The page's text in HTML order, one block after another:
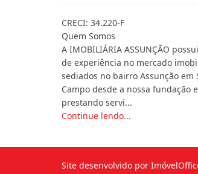
CRECI: 34.220-F
Quem Somos
A IMOBILIÁRIA ASSUNÇÃO
de experiência no mercado
sediados no bairro Assunção em
Campo desde a nossa fundação
prestando servi...
Continue lendo...
Site desenvolvido por